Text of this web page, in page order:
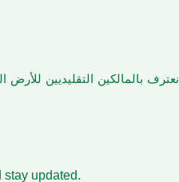
نعترف بالمالكين التقليديين